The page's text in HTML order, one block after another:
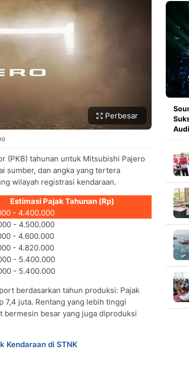
Perbesar
(PKB) tahunan untuk Mitsubishi Pajero
sumber, dan angka yang tertera
wilayah registrasi kendaraan.
Estimasi Pajak Tahunan (Rp)
- 4.400.000
- 4.500.000
- 4.600.000
- 4.820.000
- 5.400.000
- 5.400.000
berdasarkan tahun produksi: Pajak
7,4 juta. Rentang yang lebih tinggi
bermesin besar yang juga diproduksi
Kendaraan di STNK